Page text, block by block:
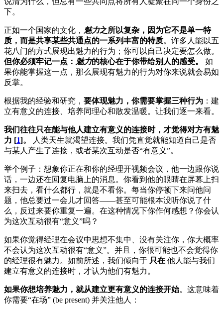
下。
正如一个国家的文化， 魅力之所以复杂，因为它不是单一特
质，而是共享某些共通点的一系列丰富的特质。许多人能以五
花八门的方式展现出魅力的行为；你可以自己决定要怎么做。
但你必须牢记一点： 魅力的核心在于你带给别人的感受。
如
果你能掌握这一点，那么展现有魅力的行为对你来说就会易如
反掌。
根据我的经验和研究， 要体现魅力，你需要掌握三种行为 ：建
立有意义的连接、培养同理心和散发温暖。让我们逐一来看。
我们往往只在能与他人建立有意义的连接时，才觉得对方有魅
力 [1]。
人类天生就渴望连接。我们凭直觉就能知道自己是否
与某人产生了连接，或者某次互动是否“有意义”。
举个例子：想象你正在和你的经理开视频会议，他一边跟你说
话，一边还在回复电脑上的消息。你看到他的眼睛在屏幕上扫
来扫去，看什么都行，就是不看你。每当你停顿下来问他问
题，他总要过一会儿才回答——甚至可能根本没听你说了什
么，反过来要你重复一遍。在这种情况下你作何感想？你会认
为这次互动很有“意义”吗？
如果你觉得经理在会议中思想不集中、没有关注你，你大概率
不会认为这次互动很有“意义”。并且，你很可能也不会觉得你
的经理很有魅力。如前所述，我们倾向于 只在 他人能与我们
建立有意义的连接时，才认为他们有魅力。
如果你想培养魅力，就从建立更有意义的连接开始。这意味着
你需要“在场” (be present) 并关注他人：